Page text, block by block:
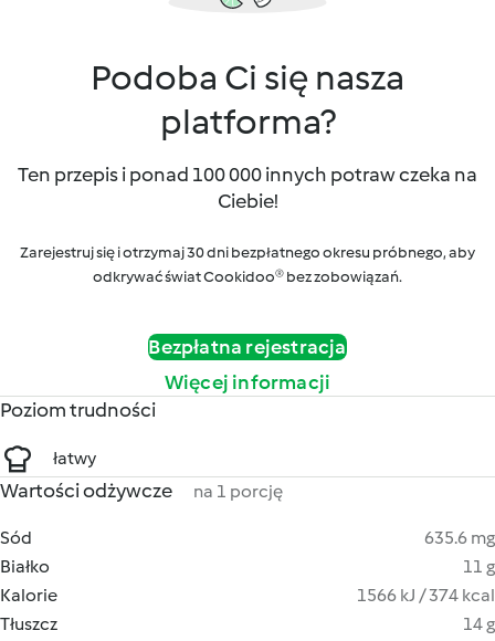
Podoba Ci się nasza
platforma?
Ten przepis i ponad 100 000 innych potraw czeka na
Ciebie!
Zarejestruj się i otrzymaj 30 dni bezpłatnego okresu próbnego, aby
odkrywać świat Cookidoo® bez zobowiązań.
Bezpłatna rejestracja
Więcej informacji
Poziom trudności
łatwy
Wartości odżywcze na 1 porcję
Sód
635.6 mg
Białko
11 g
Kalorie
1566 kJ / 374 kcal
Tłuszcz
14 g